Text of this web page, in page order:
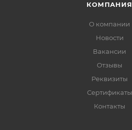
КОМПАНИЯ
О компании
Новости
Вакансии
Отзывы
Реквизиты
Сертификаты
Контакты